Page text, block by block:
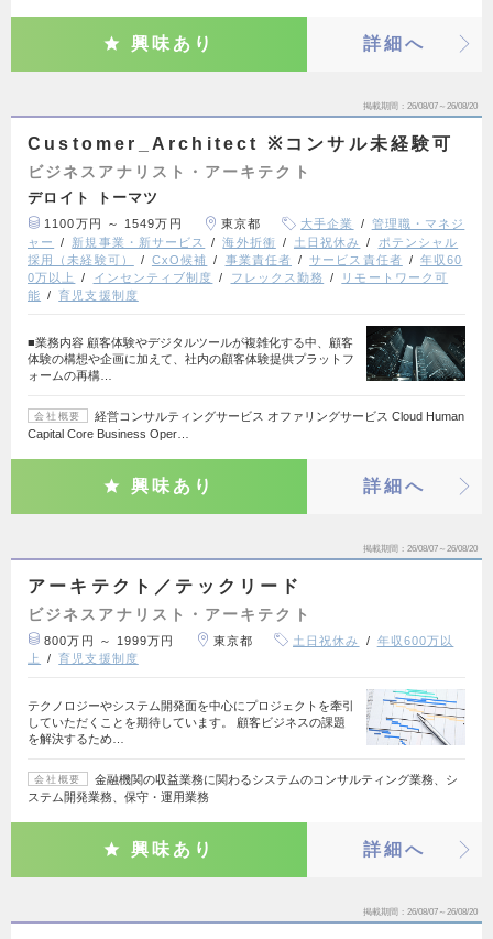
興味あり 詳細へ
掲載期間 26/08/07～26/08/20
Customer_Architect ※コンサル未経験可
ビジネスアナリスト・アーキテクト
デロイト トーマツ
1100万円 ～ 1549万円 東京都 大手企業
管理職・マネジ
ャー
新規事業・新サービス 海外折衝 土日祝休み
ポテンシャル
採用（未経験可）
CxO候補 事業責任者 サービス責任者
年収60
0万以上
インセンティブ制度 フレックス勤務
リモートワーク可
能
育児支援制度
■業務内容 顧客体験やデジタルツールが複雑化する中、顧客
体験の構想や企画に加えて、社内の顧客体験提供プラットフ
ォームの再構…
会社概要
経営コンサルティングサービス オファリングサービス Cloud Human
Capital Core Business Oper…
興味あり 詳細へ
掲載期間 26/08/07～26/08/20
アーキテクト／テックリード
ビジネスアナリスト・アーキテクト
800万円 ～ 1999万円 東京都 土日祝休み
年収600万以
上
育児支援制度
テクノロジーやシステム開発面を中心にプロジェクトを牽引
していただくことを期待しています。 顧客ビジネスの課題
を解決するため…
会社概要
金融機関の収益業務に関わるシステムのコンサルティング業務、シ
ステム開発業務、保守・運用業務
興味あり 詳細へ
掲載期間 26/08/07～26/08/20